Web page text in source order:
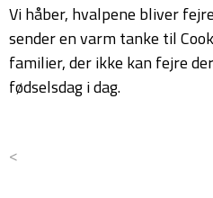
Vi håber, hvalpene bliver
sender en varm tanke til
familier, der ikke kan fejre
fødselsdag i dag.
<